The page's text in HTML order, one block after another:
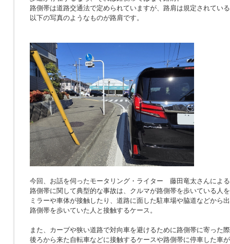
路側帯は道路交通法で定められていますが、路肩は規定されてい
以下の写真のようなものが路肩です。
今回、お話を伺ったモータリング・ライター 藤田竜太さんによ
路側帯に関して典型的な事故は、クルマが路側帯を歩いている人
ミラーや車体が接触したり、道路に面した駐車場や脇道などから
路側帯を歩いていた人と接触するケース。
また、カーブや狭い道路で対向車を避けるために路側帯に寄った
後ろから来た自転車などに接触するケースや路側帯に停車した車